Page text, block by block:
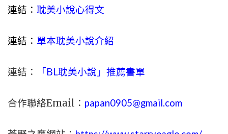
連結： 耽美小說心得文
連結： 單本耽美小說介紹
連結： 「BL耽美小說」推薦書單
合作聯絡Email： papan0905@gmail.com